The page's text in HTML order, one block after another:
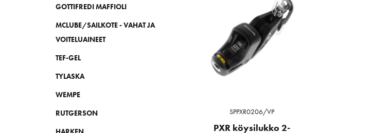
GOTTIFREDI MAFFIOLI
MCLUBE/SAILKOTE - VAHAT JA
VOITELUAINEET
TEF-GEL
TYLASKA
WEMPE
RUTGERSON
SPPXR0206/VP
PXR köysilukko 2-